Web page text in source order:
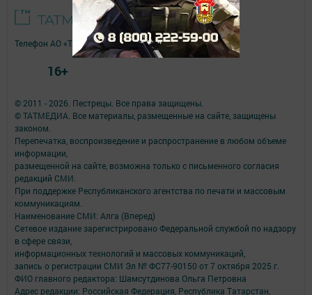
© 2011 - 2026. Пестрецы. Все права защищены.
© ТАТМЕДИА. Все материалы, размещенные на сайте, защищены
законом.
Перепечатка, воспроизведение и распространение в любом объеме
информации,
размещенной на сайте, возможна только с письменного согласия
редакций СМИ.
При поддержке Республиканского агентства по печати и массовым
коммуникациям.
Наименование СМИ: Алга (Вперед)
Сетевое издание зарегистрировано Федеральной службой по надзору
в сфере связи,
информационных технологий и массовых коммуникаций,
запись о регистрации СМИ Эл № ФС77-90150 от 7 октября 2025 г.
ФИО главного редактора: Шамсутдинова Ольга Петровна
Адрес редакции: Российская Федерация, Республика Татарстан,
Телефон АО «ТАТМЕДИА»:(843) 222 09 84
16+